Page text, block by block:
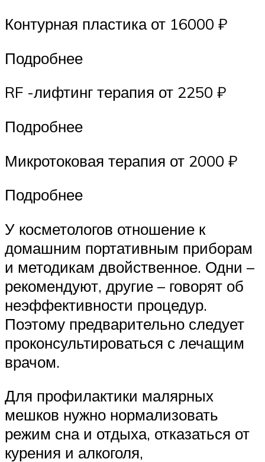
Контурная пластика от 16000 ₽
Подробнее
RF -лифтинг терапия от 2250 ₽
Подробнее
Микротоковая терапия от 2000 ₽
Подробнее
У косметологов отношение к
домашним портативным приборам
и методикам двойственное. Одни –
рекомендуют, другие – говорят об
неэффективности процедур.
Поэтому предварительно следует
проконсультироваться с лечащим
врачом.
Для профилактики малярных
мешков нужно нормализовать
режим сна и отдыха, отказаться от
курения и алкоголя,